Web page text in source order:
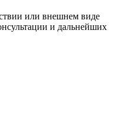
или внешнем виде
и дальнейших